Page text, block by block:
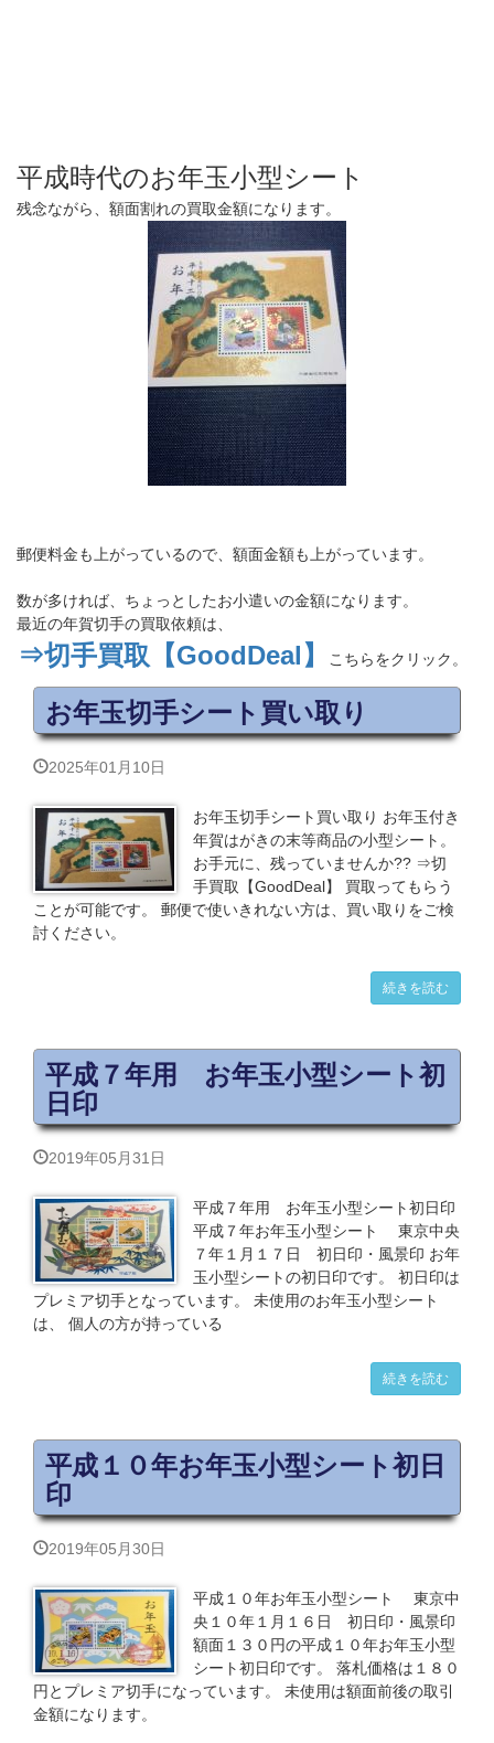
平成時代のお年玉小型シート
残念ながら、額面割れの買取金額になります。
郵便料金も上がっているので、額面金額も上がっています。
数が多ければ、ちょっとしたお小遣いの金額になります。
最近の年賀切手の買取依頼は、
⇒切手買取【GoodDeal】 こちらをクリック。
お年玉切手シート買い取り
2025年01月10日
お年玉切手シート買い取り お年玉付き
年賀はがきの末等商品の小型シート。
お手元に、残っていませんか?? ⇒切
手買取【GoodDeal】 買取ってもらう
ことが可能です。 郵便で使いきれない方は、買い取りをご検
討ください。
続きを読む
平成７年用 お年玉小型シート初
日印
2019年05月31日
平成７年用 お年玉小型シート初日印
平成７年お年玉小型シート 東京中央
７年１月１７日 初日印・風景印 お年
玉小型シートの初日印です。 初日印は
プレミア切手となっています。 未使用のお年玉小型シート
は、 個人の方が持っている
続きを読む
平成１０年お年玉小型シート初日
印
2019年05月30日
平成１０年お年玉小型シート 東京中
央１０年１月１６日 初日印・風景印
額面１３０円の平成１０年お年玉小型
シート初日印です。 落札価格は１８０
円とプレミア切手になっています。 未使用は額面前後の取引
金額になります。